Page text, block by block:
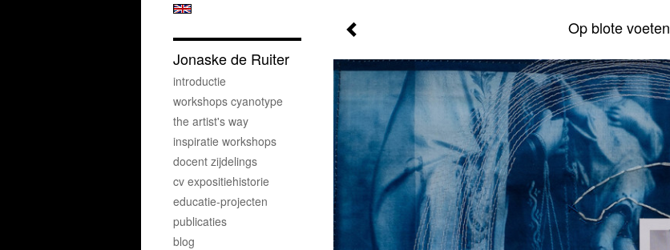
Op blote voeten
Jonaske de Ruiter
introductie
workshops cyanotype
the artist's way
inspiratie workshops
docent zijdelings
cv expositiehistorie
educatie-projecten
publicaties
blog